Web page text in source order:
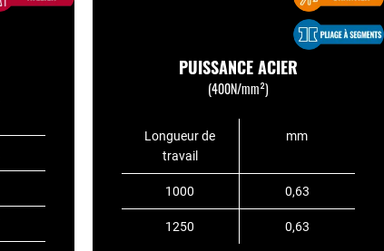
PUISSANCE ACIER
(400N/mm²)
Longueur de
travail
mm
1000 0,63
1250 0,63